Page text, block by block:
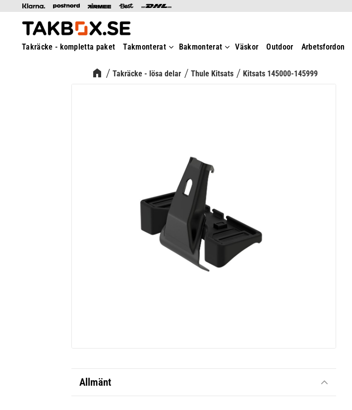
Takräcke - kompletta paket Takmonterat Bakmonterat Väskor Outdoor Arbetsfordon
Takräcke - lösa delar Thule Kitsats Kitsats 145000-145999
Allmänt